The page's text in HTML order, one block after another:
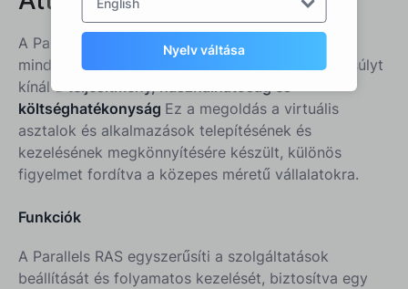
English
Nyelv váltása
A Parallels Remote Application Server (RAS) egy
mindent egybevéve VDI megoldás, amely egyensúlyt
kínál a
költséghatékonyság Ez a megoldás a virtuális
asztalok és alkalmazások telepítésének és
kezelésének megkönnyítésére készült, különös
figyelmet fordítva a közepes méretű vállalatokra.
Funkciók
A Parallels RAS egyszerűsíti a szolgáltatások
beállítását és folyamatos kezelését, biztosítva egy